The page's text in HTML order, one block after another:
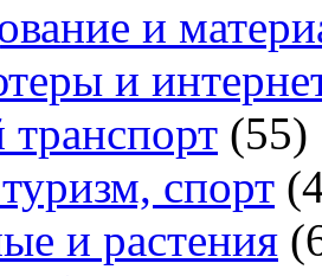
и
и
(55)
спорт
и растения